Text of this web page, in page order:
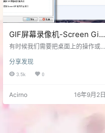
GIF屏幕录像机-Screen Gif
2016.10汉化版
有时候我们需要把桌面上的操作或
上用场了。 Screen GIF 是一款简单
易用、功能强大的 GIF 屏幕录制工
需上下或左右调整主窗口大小，点
击图像捕获按钮即可。 特点： 易
分享发现
3.5k 0
Acirno 16年9月2日